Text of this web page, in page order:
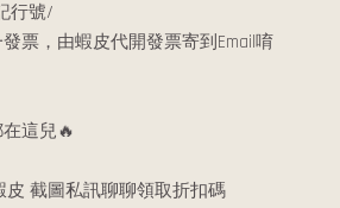
行號/
票，由蝦皮代開發票寄到Email唷
這兒🔥
皮 截圖私訊聊聊領取折扣碼